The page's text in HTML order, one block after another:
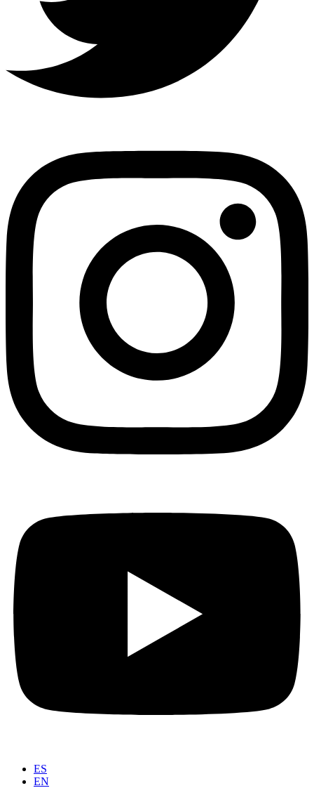
ES
EN